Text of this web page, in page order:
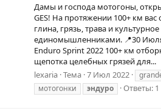
Дамы и господа мотогоны,
GES! На протяжении 100+ км вас
глина, грязь, трава и
единомышленниками. 📍30
Enduro Sprint 2022 100+ км
щепотка целебных грязей для...
lexaria Тема 7 Июл 2022
мотогонки
эндуро Ответы: 1